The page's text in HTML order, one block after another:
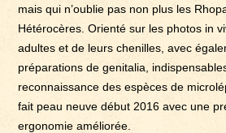
mais qui n’oublie pas non plus les
Hétérocères. Orienté sur les photos in
adultes et de leurs chenilles, avec
préparations de genitalia,
reconnaissance des espèces de
fait peau neuve début 2016 avec une
ergonomie améliorée.